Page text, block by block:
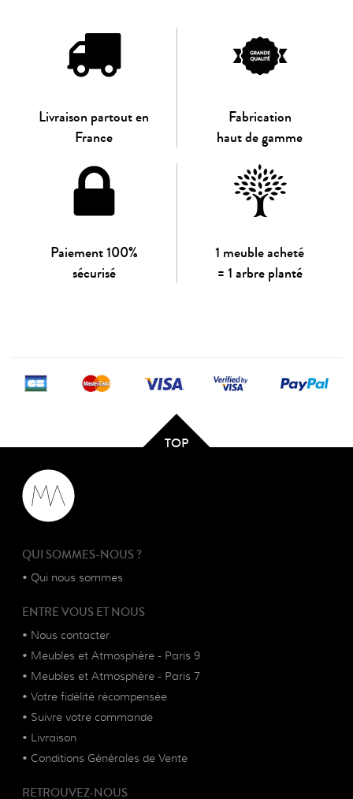
Livraison partout en
France
Fabrication
haut de gamme
Paiement 100%
sécurisé
1 meuble acheté
= 1 arbre planté
TOP
QUI SOMMES-NOUS ?
• Qui nous sommes
ENTRE VOUS ET NOUS
• Nous contacter
• Meubles et Atmosphère - Paris 9
• Meubles et Atmosphère - Paris 7
• Votre fidélité récompensée
• Suivre votre commande
• Livraison
• Conditions Générales de Vente
RETROUVEZ-NOUS